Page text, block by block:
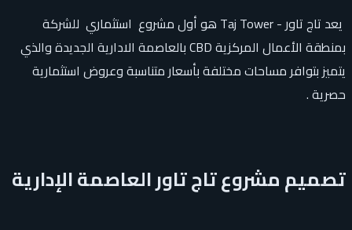
يعد تاج تاور - Taj Tower هو أول مشروع استثماري للشركة
بمنطقة الأعمال المركزية CBD بالعاصمة الادارية الجديدة والذي
يتميز بتوافر مساحات مختلفة بأسعار متناسبة وعروض استثمارية
حصرية .
تصميم مشروع تاج تاور العاصمة الإدارية